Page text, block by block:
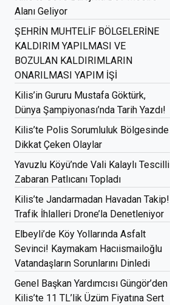
Alanı Geliyor
ŞEHRİN MUHTELİF BÖLGELERİNE
KALDIRIM YAPILMASI VE
BOZULAN KALDIRIMLARIN
ONARILMASI YAPIM İŞİ
Kilis’in Gururu Mustafa Göktürk,
Dünya Şampiyonası’nda Tarih Yazdı!
Kilis’te Polis Sorumluluk Bölgesinde
Dikkat Çeken Olaylar
Yavuzlu Köyü’nde Vali Kalaylı Tescilli
Zabaran Patlıcanı Topladı
Kilis’te Jandarmadan Havadan Takip!
Trafik İhlalleri Drone’la Denetleniyor
Elbeyli’de Köy Yollarında Asfalt
Sevinci! Kaymakam Hacıismailoğlu
Vatandaşların Sorunlarını Dinledi
Genel Başkan Yardımcısı Güngör’den
Kilis’te 11 TL’lik Üzüm Fiyatına Sert